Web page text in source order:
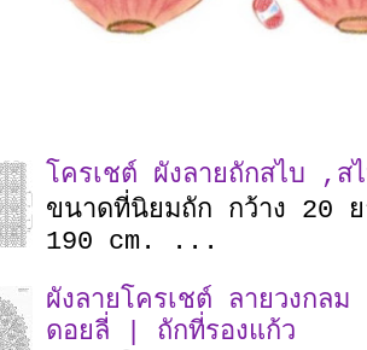
โครเชต์ ผังลายถักสไบ ,ส
ขนาดที่นิยมถัก กว้าง 20
190 cm. ...
ผังลายโครเชต์ ลายวงกล
ดอยลี่ | ถักที่รองแก้ว